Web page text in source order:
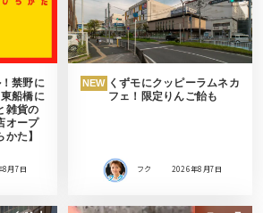
禁野に
船橋に
雑貨の
オープ
た】
8月7日
NEW くずモにクッピーラムネカ
フェ！限定りんご飴も
フク 2026年8月7日